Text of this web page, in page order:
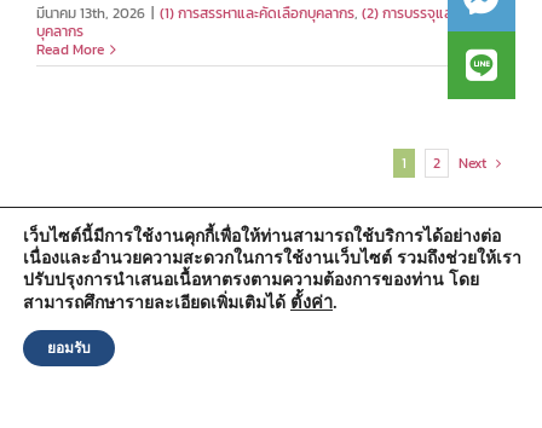
มีนาคม 13th, 2026 | (1) การสรรหาและคัดเลือกบุคลากร, (2) การบรรจุและแต่งตั้ง
บุคลากร
Read More
1 2 Next
สำนักงานองค์การบริหารส่วนตำบลวัดตูม
หมู่ที่ 5 ตำบลวัดตูม อำเภอพระนครศรีอยุธยา จังหวัดพระนครศรีอยุธยา
13000
เว็บไซต์นี้มีการใช้งานคุกกี้เพื่อให้ท่านสามารถใช้บริการได้อย่างต่อ
เนื่องและอำนวยความสะดวกในการใช้งานเว็บไซต์ รวมถึงช่วยให้เรา
ปรับปรุงการนำเสนอเนื้อหาตรงตามความต้องการของท่าน โดย
สามารถศึกษารายละเอียดเพิ่มเติมได้ ตั้งค่า.
ยอมรับ